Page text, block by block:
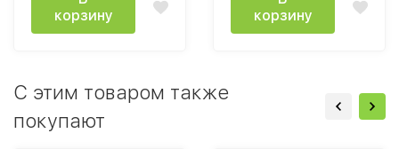
корзину
корзину
C этим товаром также
покупают